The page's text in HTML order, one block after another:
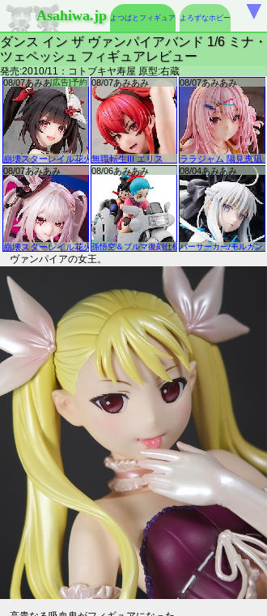
Asahiwa.jp よつばとフィギュア よろずなホビー
ダンス イン ザ ヴァンパイアバンド 1/6 ミナ・
ツェペッシュ フィギュアレビュー
発売:2010/11：コトブキヤ寿屋 原型:右蔵
ヴァンパイアの女王。
▼